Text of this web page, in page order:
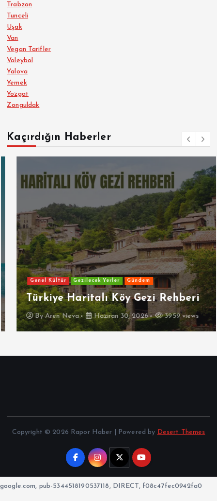
Trabzon
Tunceli
Uşak
Van
Vegan Tarifler
Voleybol
Yalova
Yemek
Yozgat
Zonguldak
Kaçırdığın Haberler
Genel Kültür Gezilecek Yerler Gündem
Türkiye Haritalı Köy Gezi Rehberi
By Aren Neva Haziran 30, 2026 3959 views
Copyright © 2026 Rapor Haber | Powered by Desert Themes
google.com, pub-5344518190537118, DIRECT, f08c47fec0942fa0